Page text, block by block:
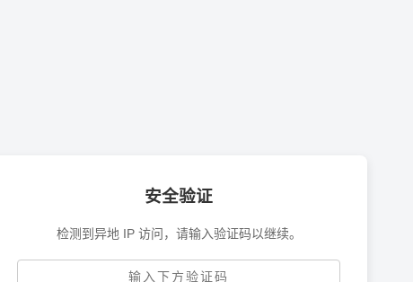
安全验证
检测到异地 IP 访问，请输入验证码以继续。